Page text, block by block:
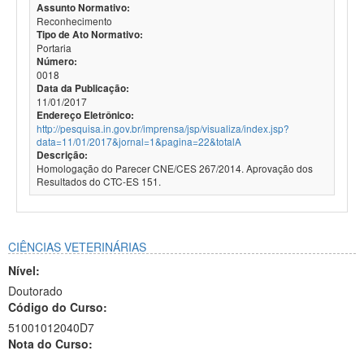
Assunto Normativo:
Reconhecimento
Tipo de Ato Normativo:
Portaria
Número:
0018
Data da Publicação:
11/01/2017
Endereço Eletrônico:
http://pesquisa.in.gov.br/imprensa/jsp/visualiza/index.jsp?
data=11/01/2017&jornal=1&pagina=22&totalA
Descrição:
Homologação do Parecer CNE/CES 267/2014. Aprovação dos
Resultados do CTC-ES 151.
CIÊNCIAS VETERINÁRIAS
Nível:
Doutorado
Código do Curso:
51001012040D7
Nota do Curso: